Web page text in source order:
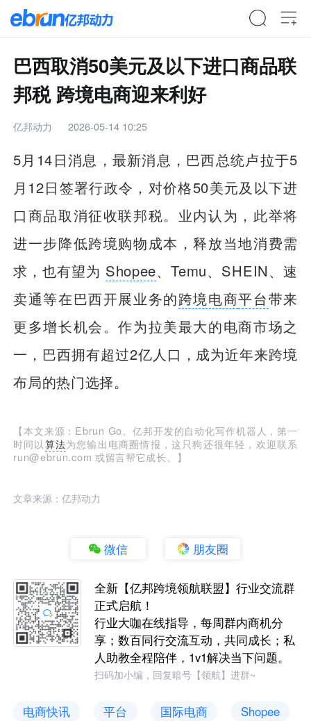
巴西取消50美元及以下进口商品联
邦税 跨境电商迎来利好
亿邦动力 2026-05-14 10:25
5月14日消息，最新消息，巴西总统卢拉于5
月12日签署行政令，对价格50美元及以下进
口商品取消征收联邦税。业内认为，此举将
进一步降低跨境购物成本，释放当地消费需
求，也有望为 Shopee、Temu、SHEIN、速
卖通等在巴西开展业务的跨境电商平台带来
更多增长机会。作为拉美最大的电商市场之
一，巴西拥有超过2亿人口，成为近年来跨境
布局的热门选择。
【本文来源：Ebrun Go。亿邦开发的自动化写作机器人，第一
时间以 算法为您输出电商圈情报，这只狗还很年轻，欢迎联系
run@ebrun.com 或留言帮它成长。】
文章来源：亿邦动力
微信 朋友圈
全新【亿邦跨境领航联盟】行业交流群
正式启航！
行业大咖在线指导，每周群内商机分
享；数百同行交流互动，共同成长；私
人助教全程陪伴，1v1解决当下问题。
扫码加小编，回复暗号【领航】进群~
电商快讯 平台 国际电商
Shopee